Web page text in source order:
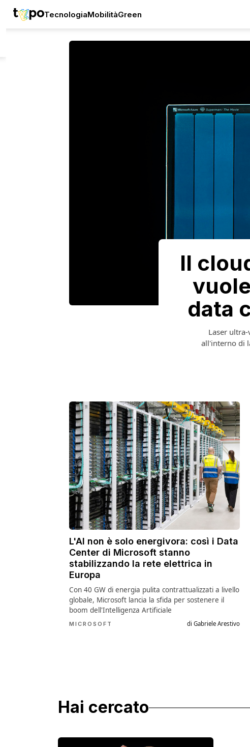
TecnologiaMobilitàGreen
Il
data
Laser
all'interno di
L'AI non è solo energivora: così i Data
Center di Microsoft stanno
stabilizzando la rete elettrica in
Europa
Con 40 GW di energia pulita contrattualizzati a livello
globale, Microsoft lancia la sfida per sostenere il
boom dell'Intelligenza Artificiale
MICROSOFT di Gabriele Arestivo
Hai cercato